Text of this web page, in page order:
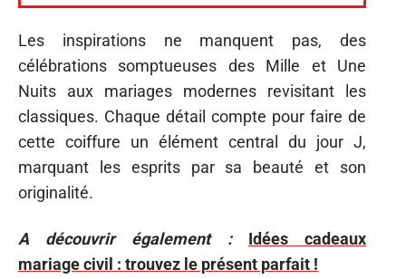
Les inspirations ne manquent pas, des
célébrations somptueuses des Mille et Une
Nuits aux mariages modernes revisitant les
classiques. Chaque détail compte pour faire de
cette coiffure un élément central du jour J,
marquant les esprits par sa beauté et son
originalité.
A découvrir également :
Idées cadeaux
mariage civil : trouvez le présent parfait !